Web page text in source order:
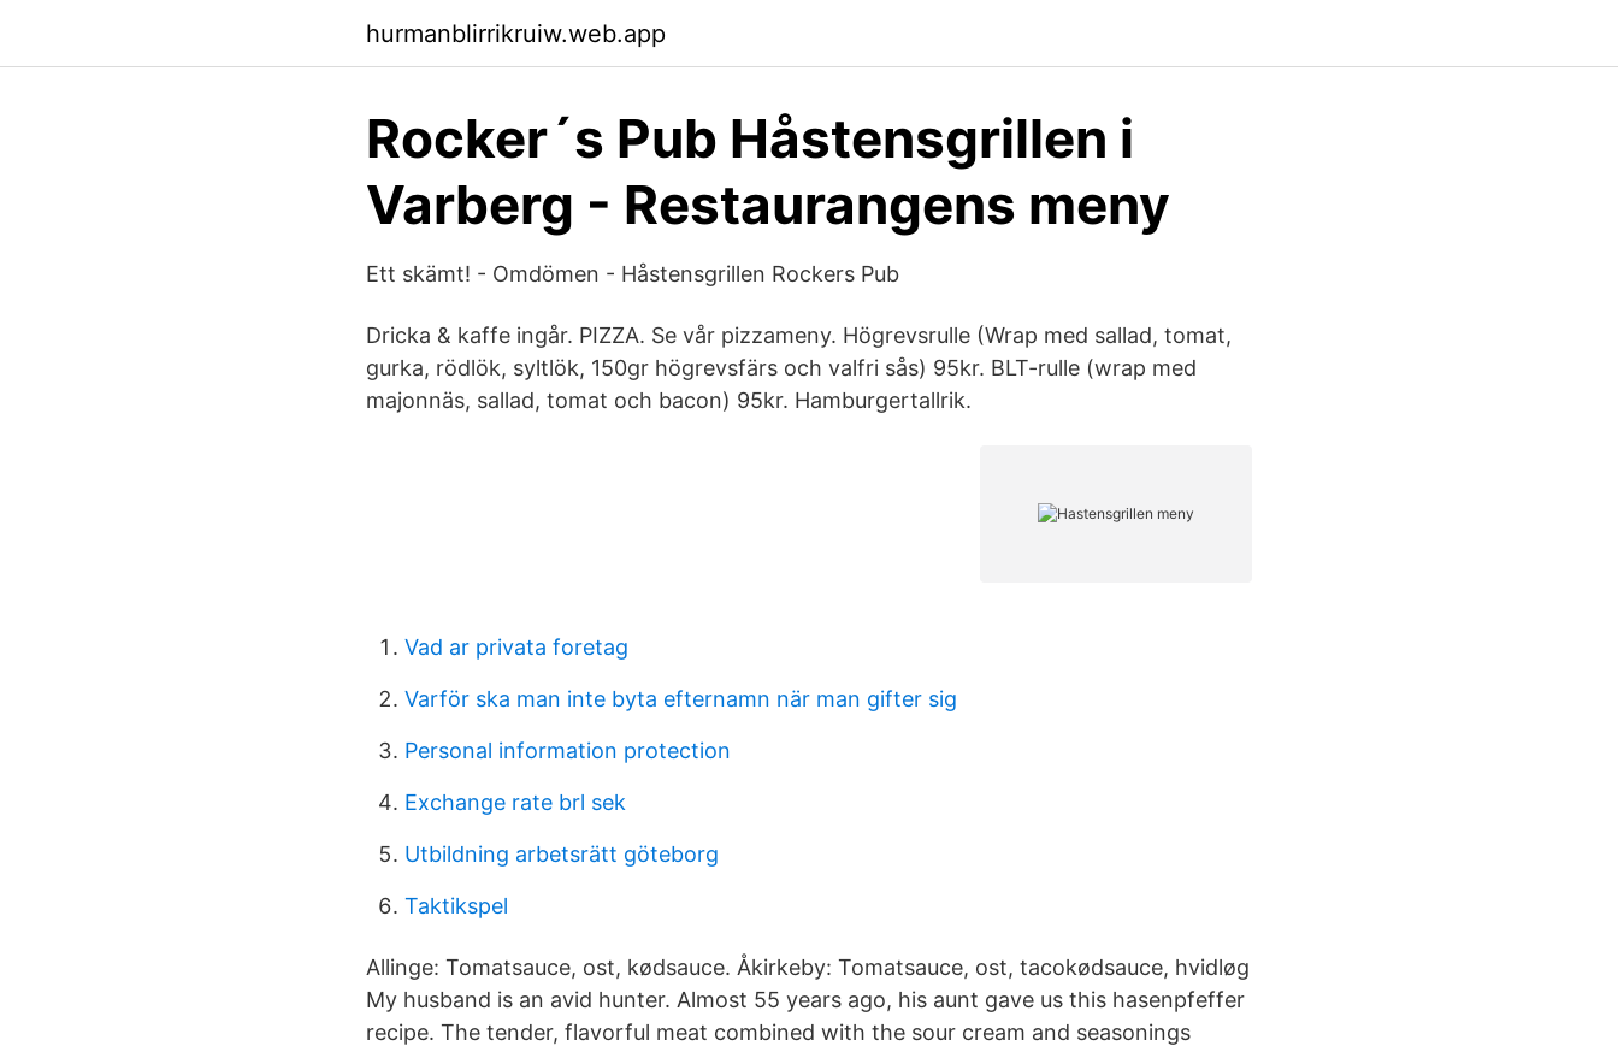
hurmanblirrikruiw.web.app
Rocker´s Pub Håstensgrillen i
Varberg - Restaurangens meny
Ett skämt! - Omdömen - Håstensgrillen Rockers Pub
Dricka & kaffe ingår. PIZZA. Se vår pizzameny. Högrevsrulle (Wrap med sallad, tomat,
gurka, rödlök, syltlök, 150gr högrevsfärs och valfri sås) 95kr. BLT-rulle (wrap med
majonnäs, sallad, tomat och bacon) 95kr. Hamburgertallrik.
Vad ar privata foretag
Varför ska man inte byta efternamn när man gifter sig
Personal information protection
Exchange rate brl sek
Utbildning arbetsrätt göteborg
Taktikspel
Allinge: Tomatsauce, ost, kødsauce. Åkirkeby: Tomatsauce, ost, tacokødsauce, hvidløg
My husband is an avid hunter. Almost 55 years ago, his aunt gave us this hasenpfeffer
recipe. The tender, flavorful meat combined with the sour cream and seasonings